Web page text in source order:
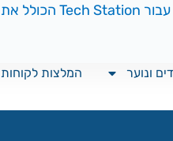
ונוער המלצות לקוחות